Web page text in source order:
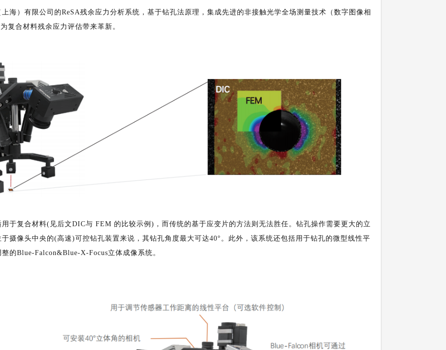
海）有限公司的ReSA残余应力分析系统，基于钻孔法原理，集成先进的非接触光学全场测量技术（数字图像相
复合材料残余应力评估带来革新。
于复合材料(见后文DIC与 FEM 的比较示例)，而传统的基于应变片的方法则无法胜任。钻孔操作需要更大的立
摄像头中央的(高速)可控钻孔装置来说，其钻孔角度最大可达40°。此外，该系统还包括用于钻孔的微型线性平
的Blue-Falcon&Blue-X-Focus立体成像系统。